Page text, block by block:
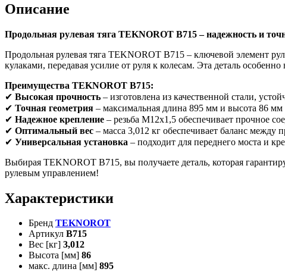
Описание
Продольная рулевая тяга TEKNOROT B715 – надежность и
Продольная рулевая тяга TEKNOROT B715 – ключевой элемент
кулаками, передавая усилие от руля к колесам. Эта деталь
Преимущества TEKNOROT B715:
✔ Высокая прочность – изготовлена из качественной стали,
✔ Точная геометрия – максимальная длина 895 мм и высота 86 мм
✔ Надежное крепление – резьба M12x1,5 обеспечивает прочное
✔ Оптимальный вес – масса 3,012 кг обеспечивает баланс между
✔ Универсальная установка – подходит для переднего моста и
Выбирая TEKNOROT B715, вы получаете деталь, которая
рулевым управлением!
Характеристики
Бренд TEKNOROT
Артикул B715
Вес [кг] 3,012
Высота [мм] 86
макс. длина [мм] 895